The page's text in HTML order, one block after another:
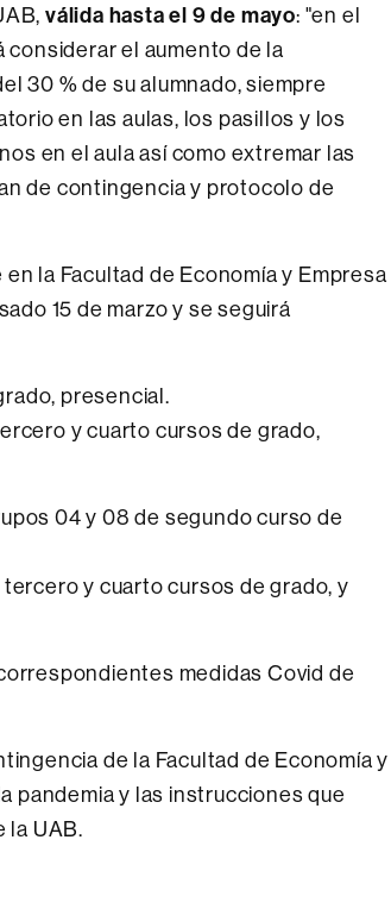
válida hasta el 9 de mayo: "en el
el aumento de la
30 % de su alumnado, siempre
en las aulas, los pasillos y los
en el aula así como extremar las
de contingencia y protocolo de
la Facultad de Economía y Empresa
15 de marzo y se seguirá
presencial.
y cuarto cursos de grado,
04 y 08 de segundo curso de
y cuarto cursos de grado, y
medidas Covid de
de la Facultad de Economía y
pandemia y las instrucciones que
la UAB.